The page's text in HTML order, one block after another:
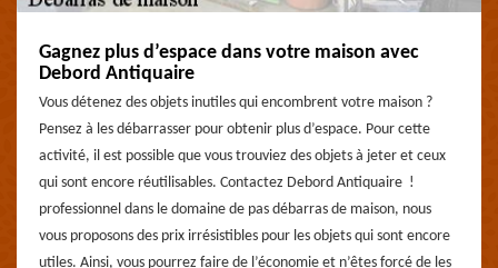
Gagnez plus d’espace dans votre maison avec
Debord Antiquaire
Vous détenez des objets inutiles qui encombrent votre maison ?
Pensez à les débarrasser pour obtenir plus d’espace. Pour cette
activité, il est possible que vous trouviez des objets à jeter et ceux
qui sont encore réutilisables. Contactez Debord Antiquaire !
professionnel dans le domaine de pas débarras de maison, nous
vous proposons des prix irrésistibles pour les objets qui sont encore
utiles. Ainsi, vous pourrez faire de l’économie et n’êtes forcé de les